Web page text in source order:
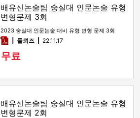
배유신논술팀 숭실대 인문논술 유형
변형문제 3회
2023 숭실대 인문논술 대비 유형 변형 문제 3회
pdf들뢰즈 22.11.17
무료
배유신논술팀 숭실대 인문논술 유형
변형문제 2회